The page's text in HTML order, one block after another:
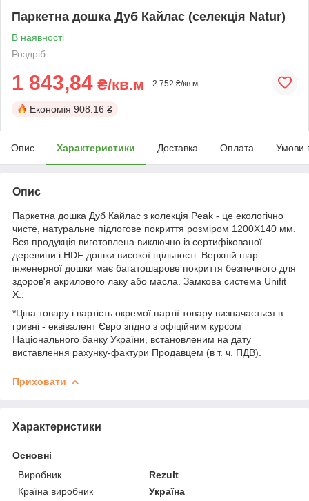
Паркетна дошка Дуб Кайлас (селекція Natur)
В наявності
Роздріб
1 843,84 ₴/кв.м 2 752 ₴/кв.м
Економія 908.16 ₴
Опис Характеристики Доставка Оплата Умови
Опис
Паркетна дошка Дуб Кайлас з колекція Peak - це екологічно
чисте, натуральне підлогове покриття розміром 1200Х140 мм.
Вся продукція виготовлена виключно із сертифікованої
деревини і HDF дошки високої щільності. Верхній шар
інженерної дошки має багатошарове покриття безпечного для
здоров'я акрилового лаку або масла. Замкова система Unifit
X..
*Ціна товару і вартість окремої партії товару визначається в
гривні - еквівалент Євро згідно з офіційним курсом
Національного банку України, встановленим на дату
виставлення рахунку-фактури Продавцем (в т. ч. ПДВ).
Приховати
Характеристики
Основні
Виробник
Rezult
Країна виробник
Україна